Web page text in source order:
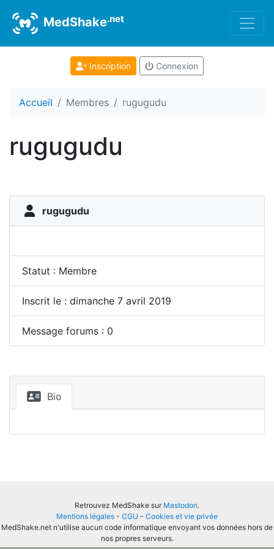
MedShake.net
Inscription Connexion
Accueil Membres rugugudu
rugugudu
rugugudu
Statut : Membre
Inscrit le : dimanche 7 avril 2019
Message forums : 0
Bio
Retrouvez MedShake sur Mastodon.
Mentions légales - CGU - Cookies et vie privée
MedShake.net n'utilise aucun code informatique envoyant vos données hors de
nos propres serveurs.